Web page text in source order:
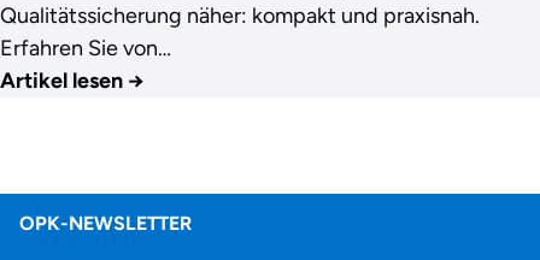
Qualitätssicherung näher: kompakt und praxisnah.
Erfahren Sie von…
Artikel lesen →
OPK-NEWSLETTER